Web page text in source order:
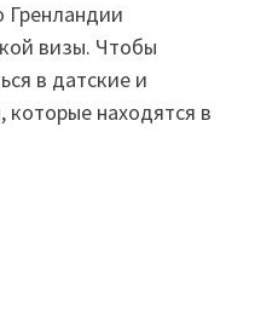
Гренландии
визы. Чтобы
в датские и
которые находятся в